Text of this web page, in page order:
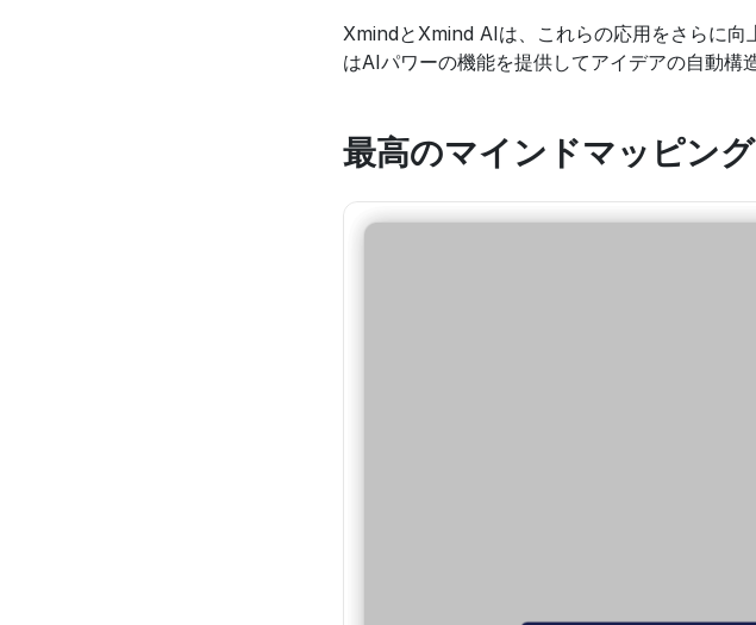
XmindとXmind AIは、これらの応用をさらに
はAIパワーの機能を提供してアイデアの自動構
最高のマインドマッピン